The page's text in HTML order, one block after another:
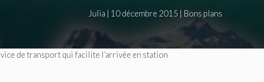
Julia | 10 décembre 2015 | Bons plans
de transport qui facilite l’arrivée en station